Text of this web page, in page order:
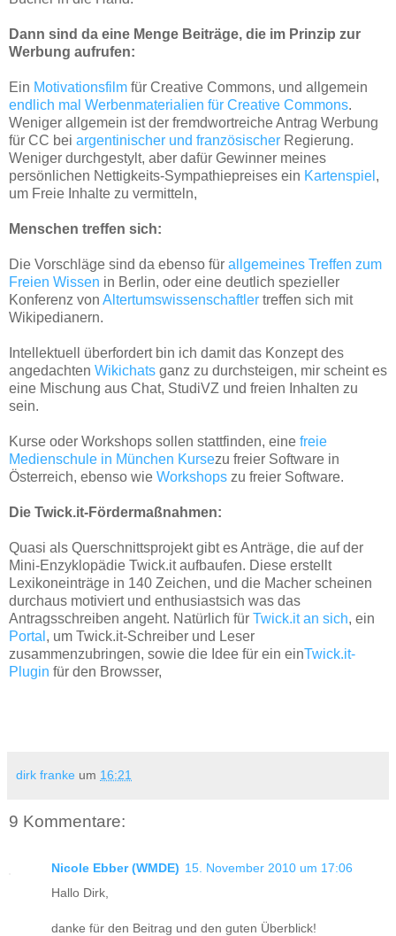
Dann sind da eine Menge Beiträge, die im Prinzip zur
Werbung aufrufen:
Ein Motivationsfilm für Creative Commons, und allgemein
endlich mal Werbenmaterialien für Creative Commons.
Weniger allgemein ist der fremdwortreiche Antrag Werbung
für CC bei argentinischer und französischer Regierung.
Weniger durchgestylt, aber dafür Gewinner meines
persönlichen Nettigkeits-Sympathiepreises ein Kartenspiel ,
um Freie Inhalte zu vermitteln,
Menschen treffen sich:
Die Vorschläge sind da ebenso für allgemeines Treffen zum
Freien Wissen in Berlin, oder eine deutlich spezieller
Konferenz von Altertumswissenschaftler treffen sich mit
Wikipedianern.
Intellektuell überfordert bin ich damit das Konzept des
angedachten Wikichats ganz zu durchsteigen, mir scheint es
eine Mischung aus Chat, StudiVZ und freien Inhalten zu
sein.
Kurse oder Workshops sollen stattfinden, eine freie
Medienschule in München Kursezu freier Software in
Österreich, ebenso wie Workshops zu freier Software.
Die Twick.it-Fördermaßnahmen:
Quasi als Querschnittsprojekt gibt es Anträge, die auf der
Mini-Enzyklopädie Twick.it aufbaufen. Diese erstellt
Lexikoneinträge in 140 Zeichen, und die Macher scheinen
durchaus motiviert und enthusiastsich was das
Antragsschreiben angeht. Natürlich für Twick.it an sich, ein
Portal , um Twick.it-Schreiber und Leser
zusammenzubringen, sowie die Idee für ein einTwick.it-
Plugin für den Browsser,
dirk franke um 16:21
9 Kommentare:
Nicole Ebber (WMDE) 15. November 2010 um 17:06
Hallo Dirk,
danke für den Beitrag und den guten Überblick!